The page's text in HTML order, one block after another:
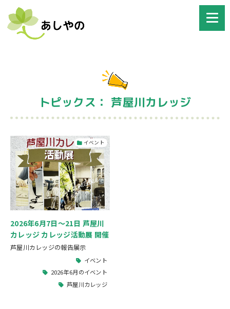
トピックス： 芦屋川カレッジ
イベント
2026年6月7日～21日 芦屋川
カレッジ カレッジ活動展 開催
芦屋川カレッジの報告展示
イベント
2026年6月のイベント
芦屋川カレッジ